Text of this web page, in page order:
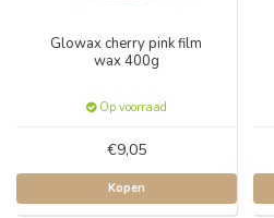
Glowax cherry pink film
wax 400g
Op voorraad
€9,05
Kopen